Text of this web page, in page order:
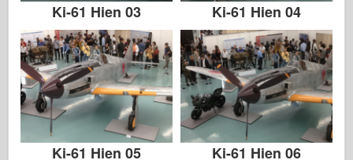
Ki-61 Hien 03 Ki-61 Hien 04
Ki-61 Hien 05 Ki-61 Hien 06